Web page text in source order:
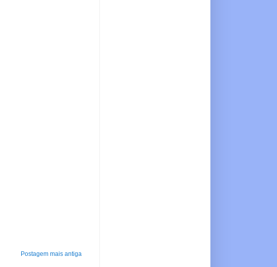
Postagem mais antiga